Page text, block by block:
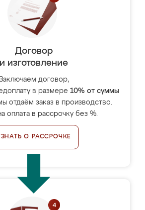
Договор
и изготовление
договор,
в размере 10% от суммы
отдаём заказ в производство.
оплата в рассрочку без %.
О РАССРОЧКЕ